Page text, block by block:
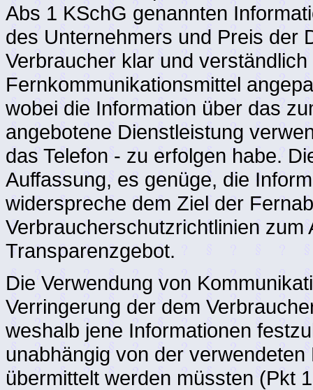
Abs 1 KSchG genannten
des Unternehmers und Preis der
Verbraucher klar und
Fernkommunikationsmittel
wobei die Information über das
angebotene Dienstleistung
das Telefon - zu erfolgen habe.
Auffassung, es genüge, die
widerspreche dem Ziel der
Verbraucherschutzrichtlinien zum
Transparenzgebot.
Die Verwendung von
Verringerung der dem
weshalb jene Informationen
unabhängig von der
übermittelt werden müssten (Pkt